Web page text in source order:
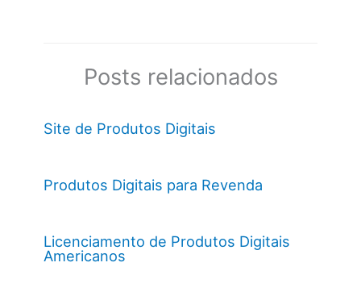
Posts relacionados
Site de Produtos Digitais
Produtos Digitais para Revenda
Licenciamento de Produtos Digitais
Americanos